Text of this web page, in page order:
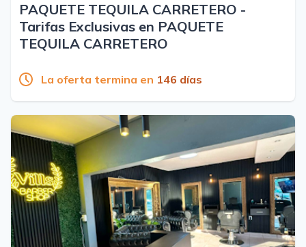
PAQUETE TEQUILA CARRETERO -
Tarifas Exclusivas en PAQUETE
TEQUILA CARRETERO
La oferta termina en 146 días